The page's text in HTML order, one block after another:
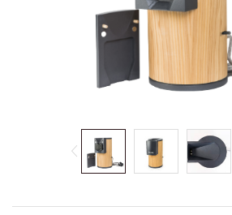
Angemeldet bleiben